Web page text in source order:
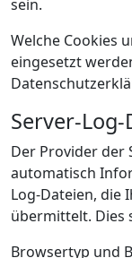
sein.
Welche Cookies
eingesetzt
Server-Log-
Der Provider der
automatisch
Log-Dateien, die
übermittelt. Dies
Browsertyp und